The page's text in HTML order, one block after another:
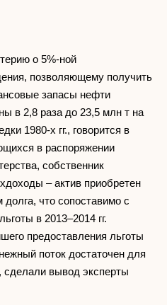
о 5%-ной
позволяющему получить
запасы нефти
в 2,8 раза до 23,5 млн т на
1980-х гг., говорится в
в распоряжении
собственник
– актив приобретен
что сопоставимо с
в 2013–2014 гг.
предоставления льготы
поток достаточен для
сделали вывод эксперты